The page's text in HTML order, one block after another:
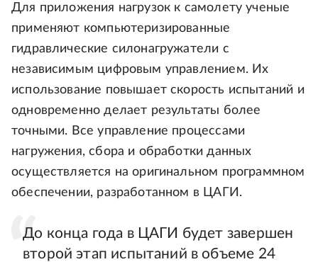
Для приложения нагрузок к самолету ученые
применяют компьютеризированные
гидравлические силонагружатели с
независимым цифровым управлением. Их
использование повышает скорость испытаний и
одновременно делает результаты более
точными. Все управление процессами
нагружения, сбора и обработки данных
осуществляется на оригинальном программном
обеспечении, разработанном в ЦАГИ.
До конца года в ЦАГИ будет завершен
второй этап испытаний в объеме 24